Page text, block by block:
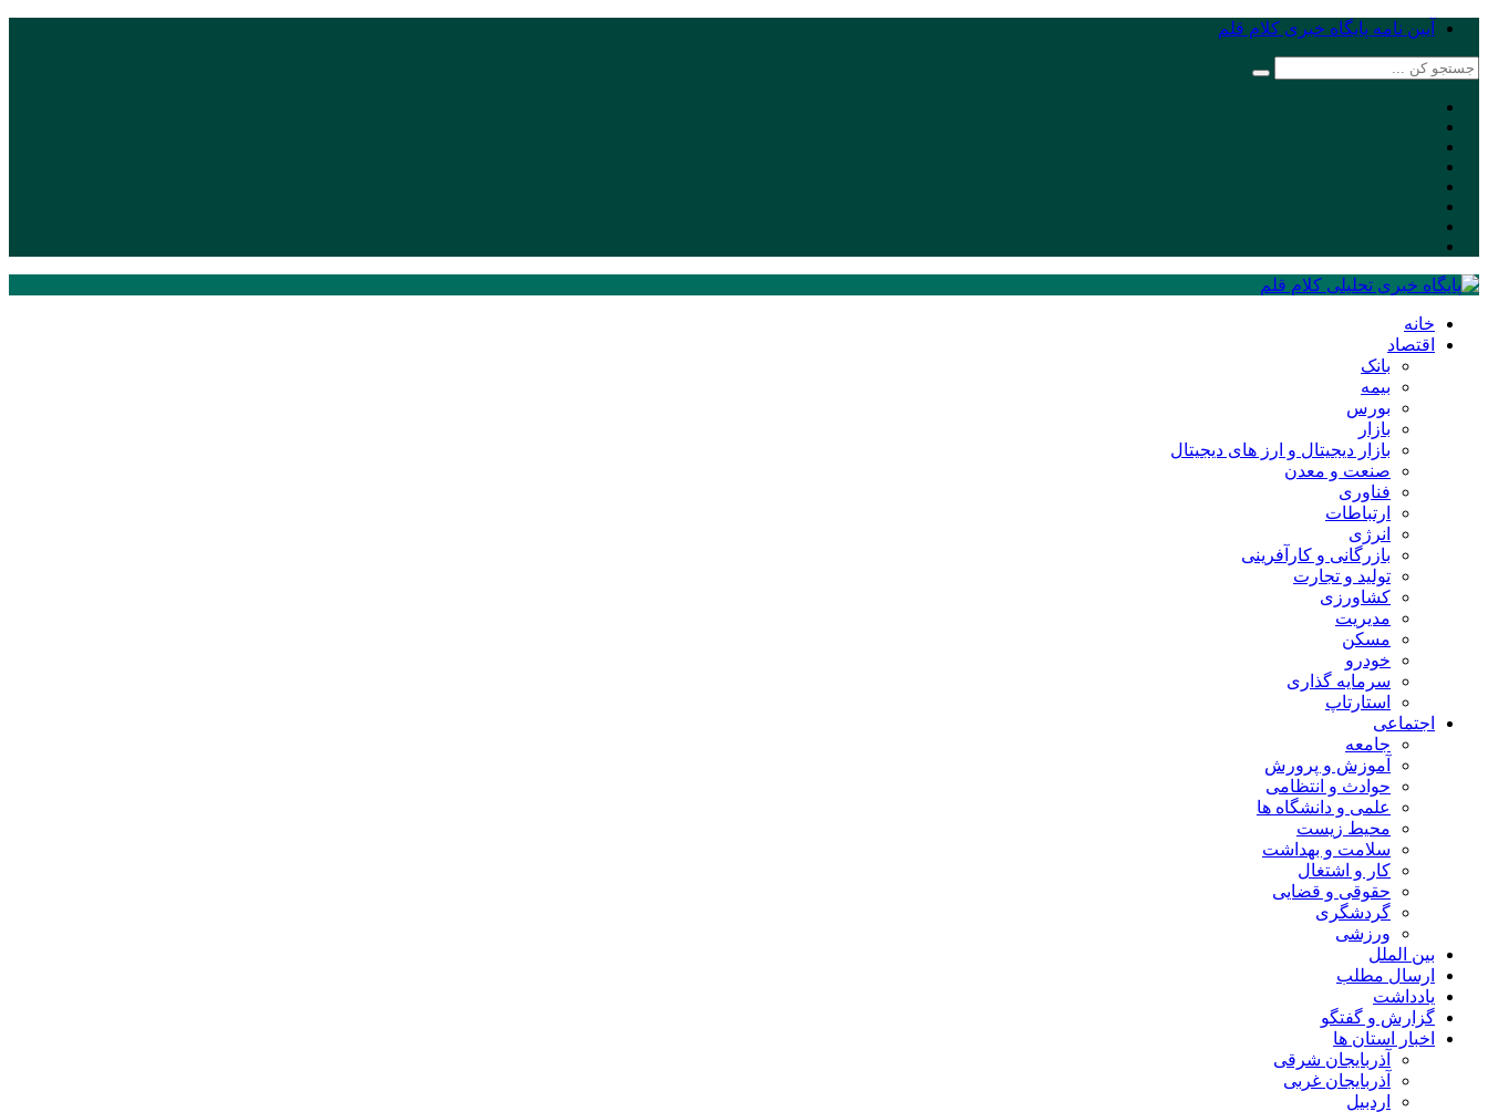
آیین نامه پایگاه خبری کلام قلم
خانه
اقتصاد
بانک
بیمه
بورس
بازار
بازار دیجیتال و ارز های دیجیتال
صنعت و معدن
فناوری
ارتباطات
انرژی
بازرگانی و کارآفرینی
تولید و تجارت
کشاورزی
مدیریت
مسکن
خودرو
سرمایه گذاری
استارتاپ
اجتماعی
جامعه
آموزش و پرورش
حوادث و انتظامی
علمی و دانشگاه ها
محیط زیست
سلامت و بهداشت
کار و اشتغال
حقوقی و قضایی
گردشگری
ورزشی
بین الملل
ارسال مطلب
یادداشت
گزارش و گفتگو
اخبار استان ها
آذربایجان شرقی
آذربایجان غربی
اردبیل